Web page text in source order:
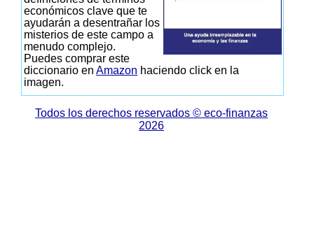
económicos clave que te
ayudarán a desentrañar los
misterios de este campo a
menudo complejo.
Puedes comprar este
diccionario enAmazon haciendo click en la
imagen.
Todos los derechos reservados © eco-finanzas
2026